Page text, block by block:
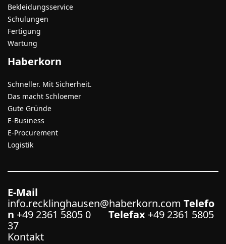
Bekleidungsservice
Schulungen
Fertigung
Wartung
Haberkorn
Schneller. Mit Sicherheit.
Das macht Schloemer
Gute Gründe
E-Business
E-Procurement
Logistik
E-Mail
info.recklinghausen@haberkorn.com Telefo
n +49 2361 5805 0 Telefax +49 2361 5805
37
Kontakt